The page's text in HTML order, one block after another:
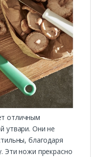
отличным
утвари. Они не
благодаря
Эти ножи прекрасно